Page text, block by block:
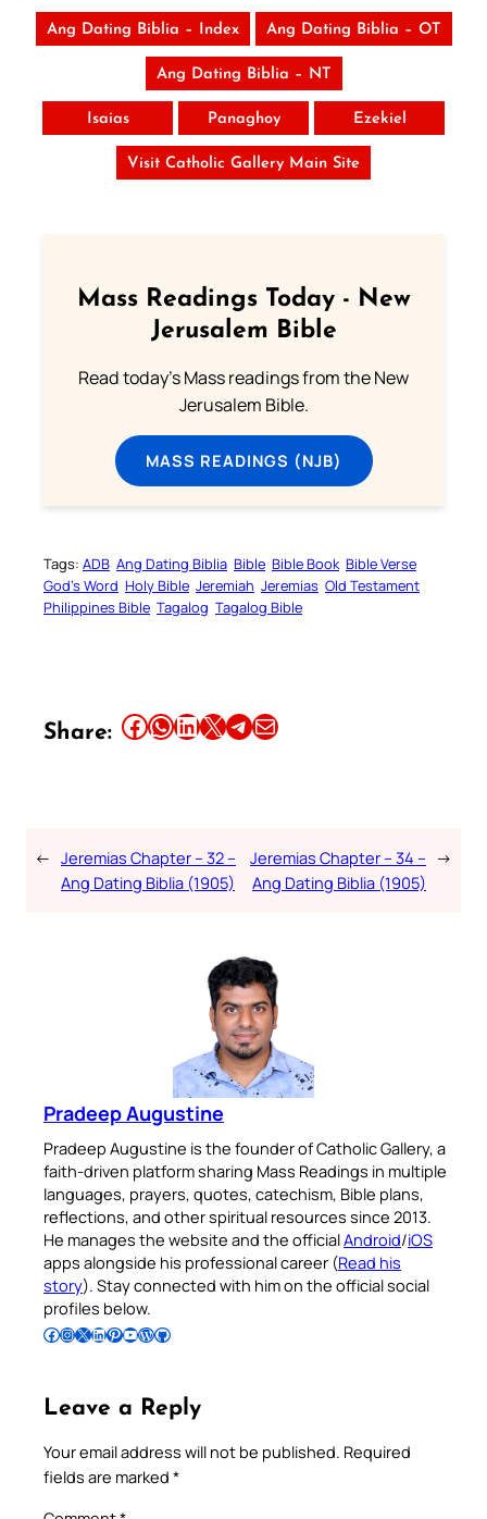
Ang Dating Biblia – Index Ang Dating Biblia – OT
Ang Dating Biblia – NT
Isaias Panaghoy Ezekiel
Visit Catholic Gallery Main Site
Mass Readings Today - New
Jerusalem Bible
Read today's Mass readings from the New
Jerusalem Bible.
MASS READINGS (NJB)
Tags: ADB Ang Dating Biblia Bible Bible Book Bible Verse
God’s Word Holy Bible Jeremiah Jeremias Old Testament
Philippines Bible Tagalog Tagalog Bible
Share: Share this article on Facebook Share this article on WhatsApp Share this article on LinkedIn Share this article on X Share this article on TelegramEmail this Article
← Jeremias Chapter – 32 –
Ang Dating Biblia (1905)
Jeremias Chapter – 34 –
Ang Dating Biblia (1905)
→
Pradeep Augustine
Pradeep Augustine is the founder of Catholic Gallery, a
faith-driven platform sharing Mass Readings in multiple
languages, prayers, quotes, catechism, Bible plans,
reflections, and other spiritual resources since 2013.
He manages the website and the officialAndroid/iOS
apps alongside his professional career (Read his
story). Stay connected with him on the official social
profiles below.
Follow Pradeep on Facebook Follow Pradeep on InstagramFollow Pradeep on X Follow Pradeep on LinkedIn Follow Pradeep on Pinterest Subscribe to Pradeep’s Youtube Channel Follow Pradeep on WordPress Follow Pradeep on GitHub
Leave a Reply
Your email address will not be published. Required
fields are marked *